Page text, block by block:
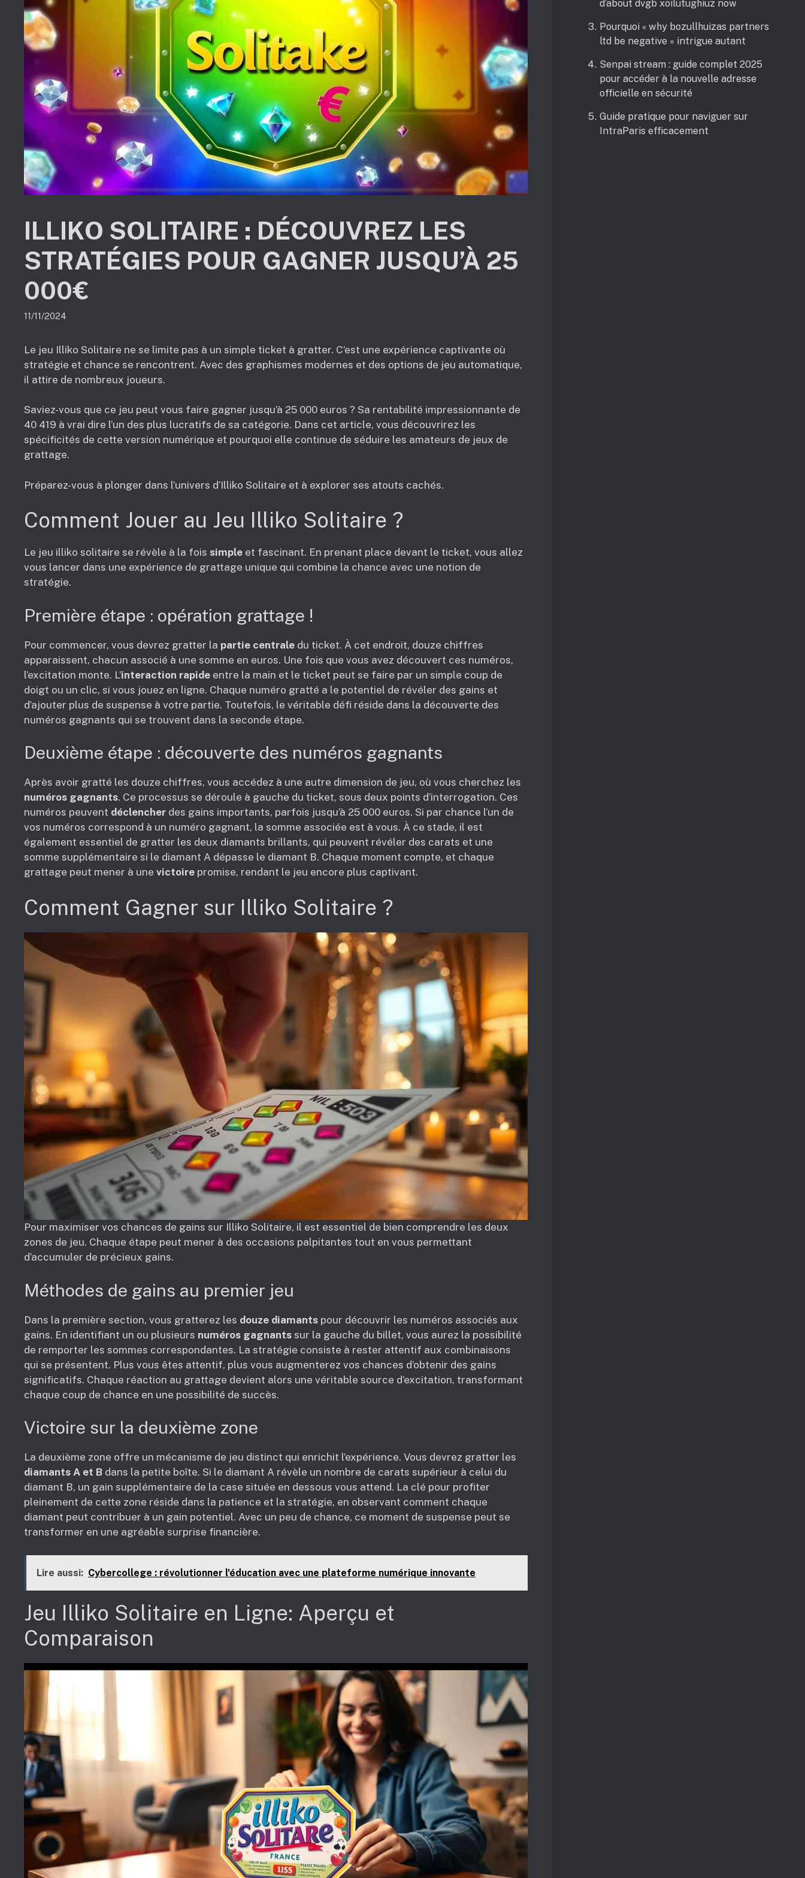
ILLIKO SOLITAIRE : DÉCOUVREZ LES
STRATÉGIES POUR GAGNER JUSQU’À 25
000€
11/11/2024
Le jeu Illiko Solitaire ne se limite pas à un simple ticket à gratter. C’est une expérience captivante où
stratégie et chance se rencontrent. Avec des graphismes modernes et des options de jeu automatique,
il attire de nombreux joueurs.
Saviez-vous que ce jeu peut vous faire gagner jusqu’à 25 000 euros ? Sa rentabilité impressionnante de
40 419 à vrai dire l’un des plus lucratifs de sa catégorie. Dans cet article, vous découvrirez les
spécificités de cette version numérique et pourquoi elle continue de séduire les amateurs de jeux de
grattage.
Préparez-vous à plonger dans l’univers d’Illiko Solitaire et à explorer ses atouts cachés.
Comment Jouer au Jeu Illiko Solitaire ?
Le jeu illiko solitaire se révèle à la fois simple et fascinant. En prenant place devant le ticket, vous allez
vous lancer dans une expérience de grattage unique qui combine la chance avec une notion de
stratégie.
Première étape : opération grattage !
Pour commencer, vous devrez gratter la partie centrale du ticket. À cet endroit, douze chiffres
apparaissent, chacun associé à une somme en euros. Une fois que vous avez découvert ces numéros,
l’excitation monte. L’interaction rapide entre la main et le ticket peut se faire par un simple coup de
doigt ou un clic, si vous jouez en ligne. Chaque numéro gratté a le potentiel de révéler des gains et
d’ajouter plus de suspense à votre partie. Toutefois, le véritable défi réside dans la découverte des
numéros gagnants qui se trouvent dans la seconde étape.
Deuxième étape : découverte des numéros gagnants
Après avoir gratté les douze chiffres, vous accédez à une autre dimension de jeu, où vous cherchez les
numéros gagnants. Ce processus se déroule à gauche du ticket, sous deux points d’interrogation. Ces
numéros peuvent déclencher des gains importants, parfois jusqu’à 25 000 euros. Si par chance l’un de
vos numéros correspond à un numéro gagnant, la somme associée est à vous. À ce stade, il est
également essentiel de gratter les deux diamants brillants, qui peuvent révéler des carats et une
somme supplémentaire si le diamant A dépasse le diamant B. Chaque moment compte, et chaque
grattage peut mener à une victoire promise, rendant le jeu encore plus captivant.
Comment Gagner sur Illiko Solitaire ?
Pour maximiser vos chances de gains sur Illiko Solitaire, il est essentiel de bien comprendre les deux
zones de jeu. Chaque étape peut mener à des occasions palpitantes tout en vous permettant
d’accumuler de précieux gains.
Méthodes de gains au premier jeu
Dans la première section, vous gratterez les douze diamants pour découvrir les numéros associés aux
gains. En identifiant un ou plusieurs numéros gagnants sur la gauche du billet, vous aurez la possibilité
de remporter les sommes correspondantes. La stratégie consiste à rester attentif aux combinaisons
qui se présentent. Plus vous êtes attentif, plus vous augmenterez vos chances d’obtenir des gains
significatifs. Chaque réaction au grattage devient alors une véritable source d’excitation, transformant
chaque coup de chance en une possibilité de succès.
Victoire sur la deuxième zone
La deuxième zone offre un mécanisme de jeu distinct qui enrichit l’expérience. Vous devrez gratter les
diamants A et B dans la petite boîte. Si le diamant A révèle un nombre de carats supérieur à celui du
diamant B, un gain supplémentaire de la case située en dessous vous attend. La clé pour profiter
pleinement de cette zone réside dans la patience et la stratégie, en observant comment chaque
diamant peut contribuer à un gain potentiel. Avec un peu de chance, ce moment de suspense peut se
transformer en une agréable surprise financière.
Lire aussi: Cybercollege : révolutionner l'éducation avec une plateforme numérique innovante
Jeu Illiko Solitaire en Ligne: Aperçu et
Comparaison
d’about dvgb xoilutughiuz now
Pourquoi « why bozullhuizas partners
ltd be negative » intrigue autant
Senpai stream : guide complet 2025
pour accéder à la nouvelle adresse
officielle en sécurité
Guide pratique pour naviguer sur
IntraParis efficacement